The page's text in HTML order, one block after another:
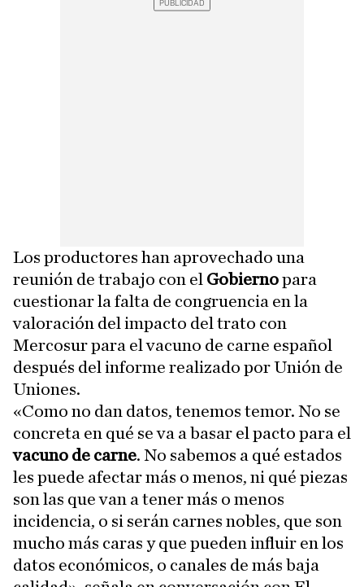
Los productores han aprovechado una
reunión de trabajo con el Gobiernopara
cuestionar la falta de congruencia en la
valoración del impacto del trato con
Mercosur para el vacuno de carne español
después del informe realizado por Unión de
Uniones.
«Como no dan datos, tenemos temor. No se
concreta en qué se va a basar el pacto para el
vacuno de carne. No sabemos a qué estados
les puede afectar más o menos, ni qué piezas
son las que van a tener más o menos
incidencia, o si serán carnes nobles, que son
mucho más caras y que pueden influir en los
datos económicos, o canales de más baja